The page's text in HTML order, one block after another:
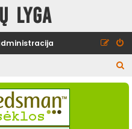
lyga
e